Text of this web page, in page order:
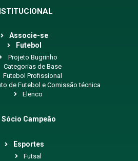
Associe-se
Futebol
Projeto Bugrinho
Categorias de Base
Futebol Profissional
de Futebol e Comissão técnica
Elenco
Sócio Campeão
Esportes
Futsal